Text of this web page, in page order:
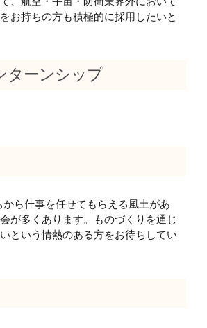
お持ちの方も積極的に採用したいと
ターンシップ
ら仕事を任せてもらえる風土があ
が多くあります。ものづくりを通じ
という情熱のある方をお待ちしてい